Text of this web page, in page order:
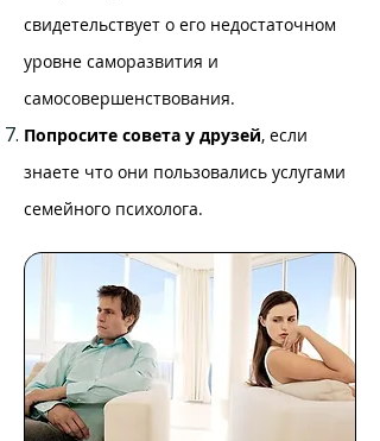
свидетельствует о его недостаточном
уровне саморазвития и
самосовершенствования.
Попросите совета у друзей, если
знаете что они пользовались услугами
семейного психолога.